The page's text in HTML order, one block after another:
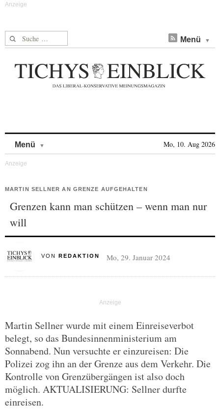
Suche nach: Menü
Menü Mo, 10. Aug 2026
MARTIN SELLNER AN GRENZE AUFGEHALTEN
Grenzen kann man schützen – wenn man nur
will
VON REDAKTION Mo, 29. Januar 2024
Martin Sellner wurde mit einem Einreiseverbot
belegt, so das Bundesinnenministerium am
Sonnabend. Nun versuchte er einzureisen: Die
Polizei zog ihn an der Grenze aus dem Verkehr. Die
Kontrolle von Grenzübergängen ist also doch
möglich. AKTUALISIERUNG: Sellner durfte
einreisen.